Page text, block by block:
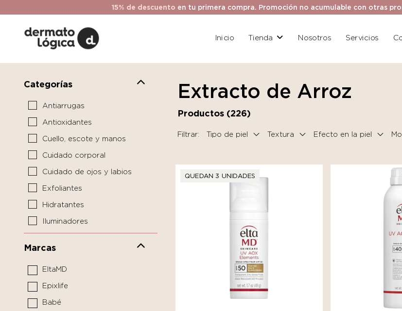
15% de descuento en tu primera compra. Promoción no acumulable con otras
Inicio Tienda Nosotros Servicios
Categorías
Antiarrugas
Antioxidantes
Cuello, escote y manos
Cuidado corporal
Cuidado de ojos y labios
Exfoliantes
Hidratantes
Iluminadores
Pediátrico
Protectores solares
Sérums y boosters
Marcas
EltaMD
Epixlife
Babé
Extracto de Arroz
Productos (226)
Filtrar: Tipo de piel Textura Efecto en la piel
QUEDAN 3 UNIDADES